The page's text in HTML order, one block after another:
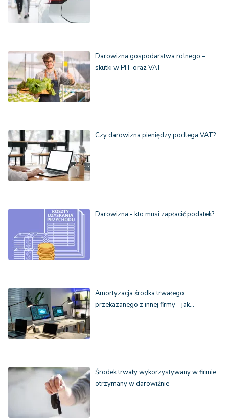
Darowizna gospodarstwa rolnego –
skutki w PIT oraz VAT
Czy darowizna pieniędzy podlega VAT?
Darowizna - kto musi zapłacić podatek?
Amortyzacja środka trwałego
przekazanego z innej firmy - jak…
Środek trwały wykorzystywany w firmie
otrzymany w darowiźnie